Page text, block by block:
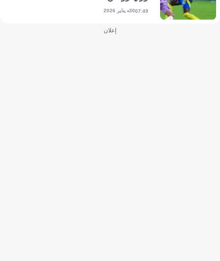
07:4930 يناير 2026
إعلان